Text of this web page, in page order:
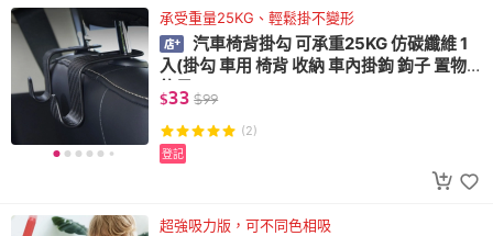
承受重量25KG、輕鬆掛不變形
汽車椅背掛勾 可承重25KG 仿碳纖維 1
入(掛勾 車用 椅背 收納 車內掛鉤 鉤子 置物
鉤子)
$33 $99
(2)
登記
超強吸力版，可不同色相吸